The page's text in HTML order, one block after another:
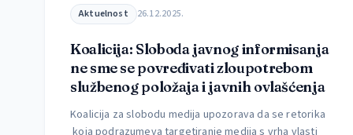
Aktuelnost 26.12.2025.
Koalicija: Sloboda javnog informisanja
ne sme se povređivati zloupotrebom
službenog položaja i javnih ovlašćenja
Koalicija za slobodu medija upozorava da se retorika
koja podrazumeva targetiranje medija s vrha vlasti